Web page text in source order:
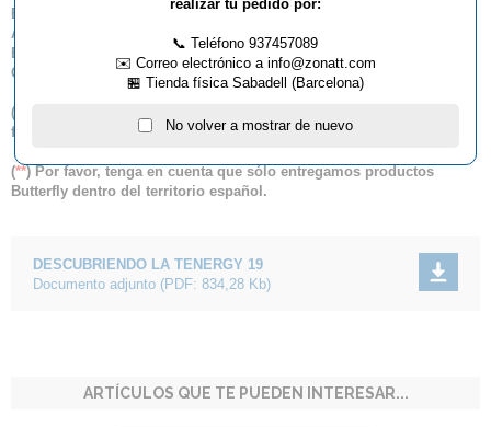
Efecto:
Arco:
Elasticidad:
Control:
(
facturación.
(**) Por favor, tenga en cuenta que sólo entregamos productos
Butterfly dentro del territorio español.
DESCUBRIENDO LA TENERGY 19
Documento adjunto (PDF: 834,28 Kb)
ARTÍCULOS QUE TE PUEDEN INTERESAR...
realizar tu pedido por:
📞 Teléfono 937457089
✉️ Correo electrónico a info@zonatt.com
🏪 Tienda física Sabadell (Barcelona)
No volver a mostrar de nuevo